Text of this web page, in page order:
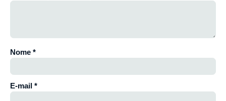
Nome *
E-mail *